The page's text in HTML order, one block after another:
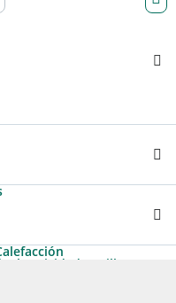
Electricidad Parrilla